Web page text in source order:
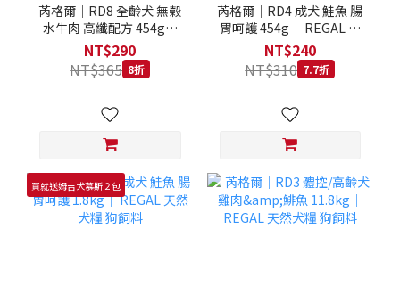
芮格爾｜RD8 全齡犬 無榖
水牛肉 高纖配方 454g｜
REGAL 天然犬糧 狗飼料
NT$290
NT$365 8折
芮格爾｜RD4 成犬 鮭魚 腸
胃呵護 454g｜ REGAL 天
然犬糧 狗飼料
NT$240
NT$310 7.7折
買就送姆吉犬慕斯２包